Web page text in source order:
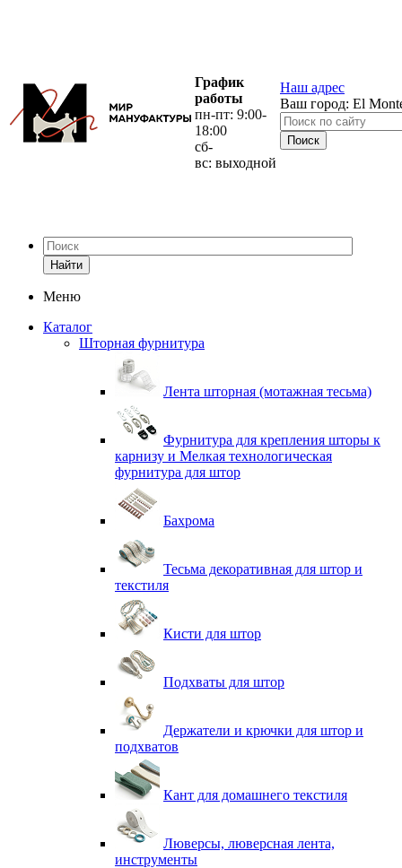
График
работы
пн-пт: 9:00-
18:00
сб-
вс: выходной
Наш адрес
Ваш город: El
Найти
Меню
Каталог
Шторная фурнитура
Лента шторная (мотажная тесьма)
Фурнитура для крепления шторы к
карнизу и Мелкая технологическая
фурнитура для штор
Бахрома
Тесьма декоративная для штор и
текстиля
Кисти для штор
Подхваты для штор
Держатели и крючки для штор и
подхватов
Кант для домашнего текстиля
Люверсы, люверсная лента,
инструменты